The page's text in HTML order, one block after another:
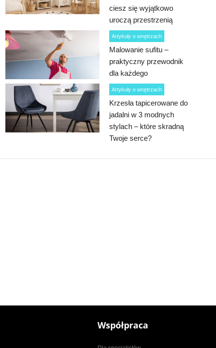
ciesz się wyjątkowo
uroczą przestrzenią
Artykuły o wnętrzach
Malowanie sufitu –
praktyczny przewodnik
dla każdego
Artykuły o wnętrzach
Krzesła tapicerowane do
jadalni w 3 modnych
stylach – które skradną
Twoje serce?
Współpraca